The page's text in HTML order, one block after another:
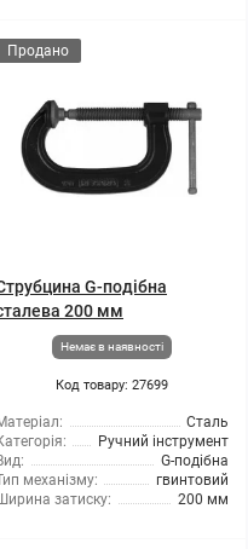
Продано
G-подібна
200 мм
Немає в наявності
Код товару: 27699
Сталь
Ручний інструмент
G-подібна
механізму:
гвинтовий
затиску:
200 мм